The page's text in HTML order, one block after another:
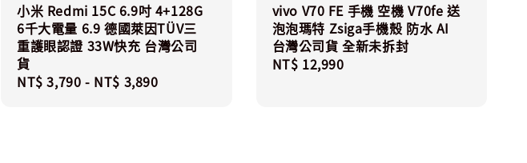
小米 Redmi 15C 6.9吋 4+128G
6千大電量 6.9 德國萊因TÜV三
重護眼認證 33W快充 台灣公司
貨
Regular
NT$ 3,790 - NT$ 3,890
vivo V70 FE 手機 空機 V70fe 送
泡泡瑪特 Zsiga手機殼 防水 AI
台灣公司貨 全新未拆封
Regular
NT$ 12,990